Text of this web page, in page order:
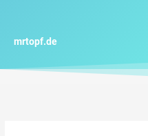
springen
mrtopf.de